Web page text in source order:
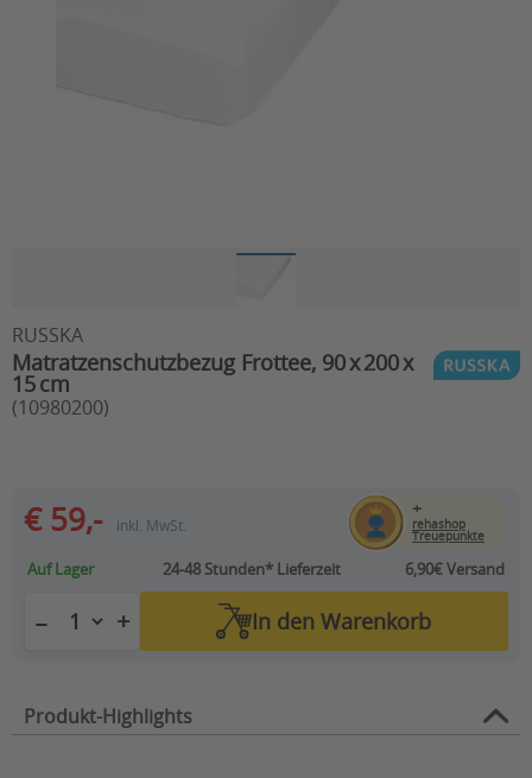
RUSSKA
Matratzenschutzbezug Frottee, 90 x 200 x
15 cm
(10980200)
€ 59,- inkl. MwSt.
+
rehashop
Treuepunkte
Auf Lager 24-48 Stunden*Lieferzeit 6,90€ Versand
− + In den Warenkorb
Produkt-Highlights